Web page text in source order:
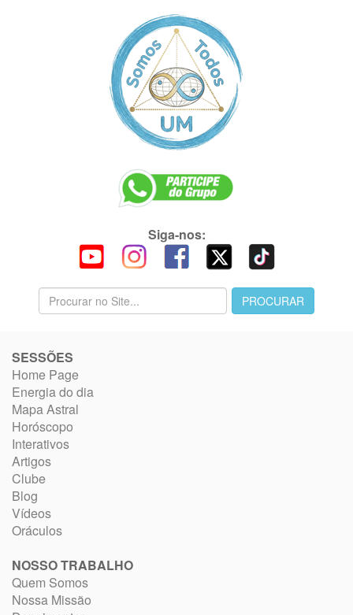
Siga-nos:
SESSÕES
Home Page
Energia do dia
Mapa Astral
Horóscopo
Interativos
Artigos
Clube
Blog
Vídeos
Oráculos
NOSSO TRABALHO
Quem Somos
Nossa Missão